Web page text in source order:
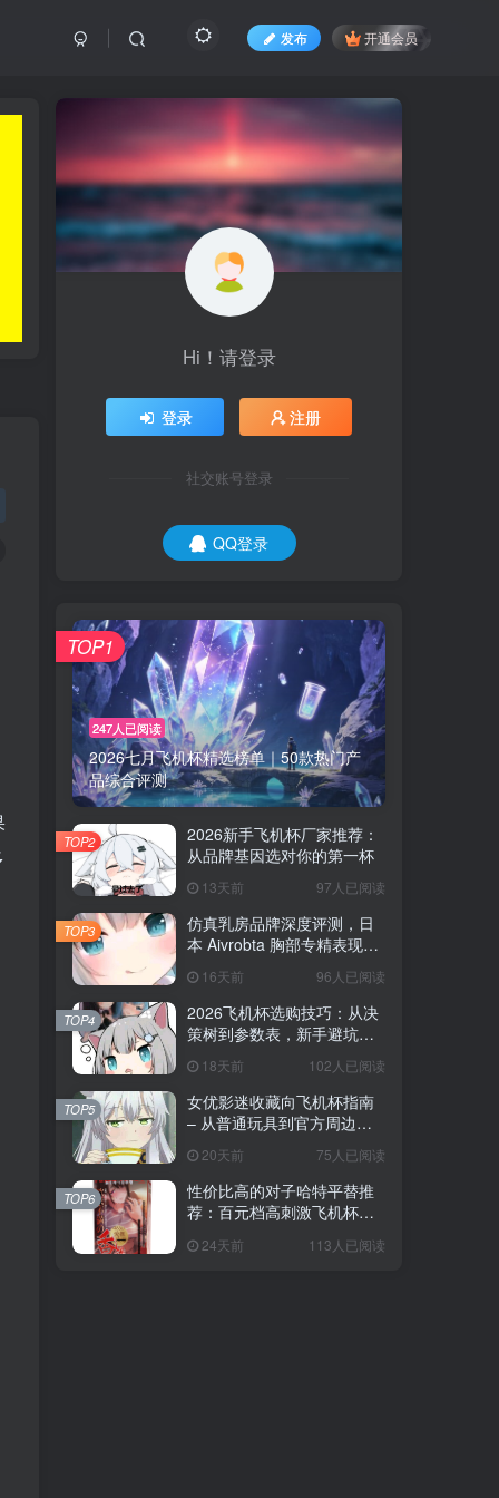
发布 开通会员
Hi！请登录
登录 注册
社交账号登录
QQ登录
247人已阅读
2026七月飞机杯精选榜单｜50款热门产
品综合评测
TOP1
2026新手飞机杯厂家推荐：
从品牌基因选对你的第一杯
13天前 97人已阅读
TOP2
仿真乳房品牌深度评测，日
本 Aivrobta 胸部专精表现突
16天前 96人已阅读
TOP3
2026飞机杯选购技巧：从决
策树到参数表，新手避坑全
18天前 102人已阅读
TOP4
女优影迷收藏向飞机杯指南
– 从普通玩具到官方周边的
20天前 75人已阅读
TOP5
性价比高的对子哈特平替推
荐：百元档高刺激飞机杯选
24天前 113人已阅读
TOP6